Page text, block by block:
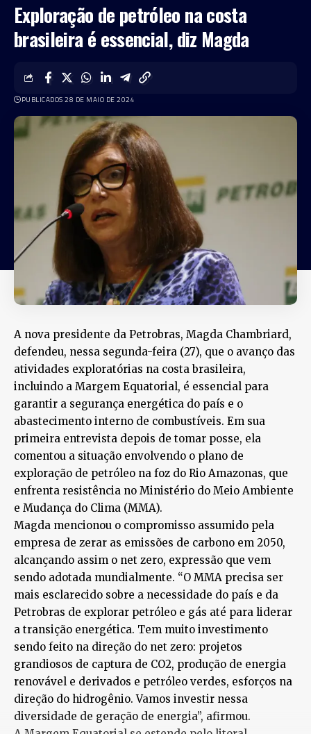
Exploração de petróleo na costa
brasileira é essencial, diz Magda
PUBLICADOS 28 DE MAIO DE 2024
A nova presidente da Petrobras, Magda Chambriard,
defendeu, nessa segunda-feira (27), que o avanço das
atividades exploratórias na costa brasileira,
incluindo a Margem Equatorial, é essencial para
garantir a segurança energética do país e o
abastecimento interno de combustíveis. Em sua
primeira entrevista depois de tomar posse, ela
comentou a situação envolvendo o plano de
exploração de petróleo na foz do Rio Amazonas, que
enfrenta resistência no Ministério do Meio Ambiente
e Mudança do Clima (MMA).
Magda mencionou o compromisso assumido pela
empresa de zerar as emissões de carbono em 2050,
alcançando assim o net zero, expressão que vem
sendo adotada mundialmente. “O MMA precisa ser
mais esclarecido sobre a necessidade do país e da
Petrobras de explorar petróleo e gás até para liderar
a transição energética. Tem muito investimento
sendo feito na direção do net zero: projetos
grandiosos de captura de CO2, produção de energia
renovável e derivados e petróleo verdes, esforços na
direção do hidrogênio. Vamos investir nessa
diversidade de geração de energia”, afirmou.